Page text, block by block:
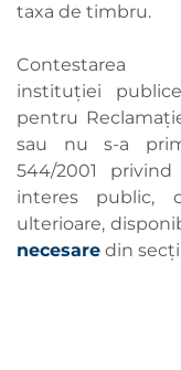
taxa de timbru.
instituției
pentru
sau nu s-a
544/2001
interes public,
ulterioare,
necesare din